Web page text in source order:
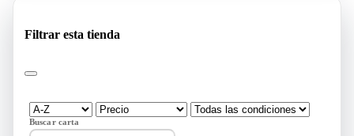
Filtrar esta tienda
Buscar carta